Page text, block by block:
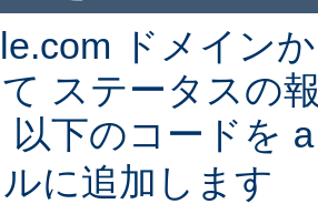
ドメイン
ステータスの
以下のコードを
に追加します